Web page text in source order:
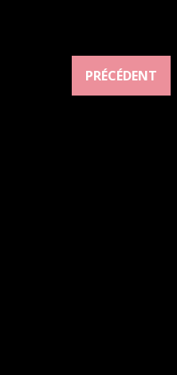
PRÉCÉDENT